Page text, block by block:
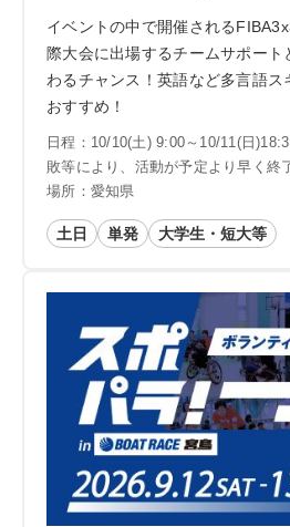
イベントの中で開催される
際大会に出場するチームサポート
わるチャンス！英語など多言語ス
おすすめ！
日程：10/10(土) 9:00～10/11(日
敗等により、活動が予定より早く終
場所：愛知県
土日 単発 大学生・短大等